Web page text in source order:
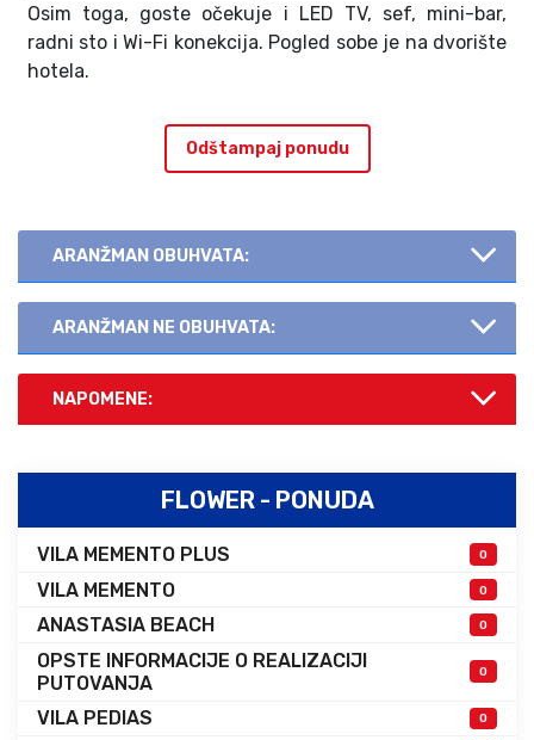
Osim toga, goste očekuje i LED TV, sef, mini-bar,
radni sto i Wi-Fi konekcija. Pogled sobe je na dvorište
hotela.
Odštampaj ponudu
ARANŽMAN OBUHVATA:
ARANŽMAN NE OBUHVATA:
NAPOMENE:
FLOWER - PONUDA
VILA MEMENTO PLUS 0
VILA MEMENTO 0
ANASTASIA BEACH 0
OPSTE INFORMACIJE O REALIZACIJI
PUTOVANJA
0
VILA PEDIAS 0